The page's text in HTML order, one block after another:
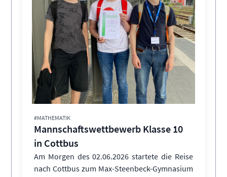
#MATHEMATIK
Mannschaftswettbewerb Klasse 10
in Cottbus
Am Morgen des 02.06.2026 startete die Reise
nach Cottbus zum Max-Steenbeck-Gymnasium